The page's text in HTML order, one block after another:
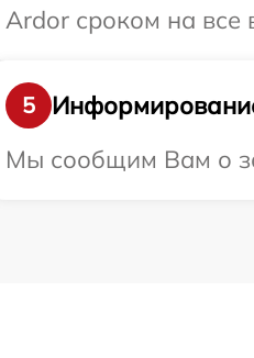
Ardor сроком на все
5
Мы сообщим Вам о